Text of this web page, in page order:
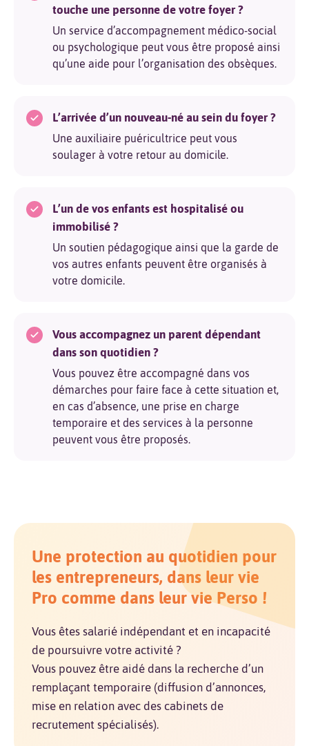
touche une personne de votre foyer ?
Un service d’accompagnement médico-social
ou psychologique peut vous être proposé ainsi
qu’une aide pour l’organisation des obsèques.
L’arrivée d’un nouveau-né au sein du foyer ?
Une auxiliaire puéricultrice peut vous
soulager à votre retour au domicile.
L’un de vos enfants est hospitalisé ou
immobilisé ?
Un soutien pédagogique ainsi que la garde de
vos autres enfants peuvent être organisés à
votre domicile.
Vous accompagnez un parent dépendant
dans son quotidien ?
Vous pouvez être accompagné dans vos
démarches pour faire face à cette situation et,
en cas d’absence, une prise en charge
temporaire et des services à la personne
peuvent vous être proposés.
Une protection au quotidien pour
les entrepreneurs, dans leur vie
Pro comme dans leur vie Perso !
Vous êtes salarié indépendant et en incapacité
de poursuivre votre activité ?
Vous pouvez être aidé dans la recherche d’un
remplaçant temporaire (diffusion d’annonces,
mise en relation avec des cabinets de
recrutement spécialisés).